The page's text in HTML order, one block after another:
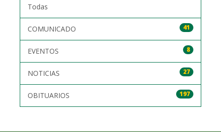
Todas
41
COMUNICADO
8
EVENTOS
27
NOTICIAS
197
OBITUARIOS